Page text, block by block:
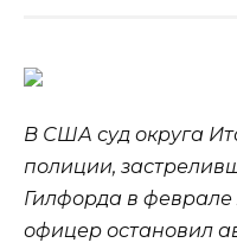
В США суд округа
полиции,
Гилфорда в феврале
офицер остановил